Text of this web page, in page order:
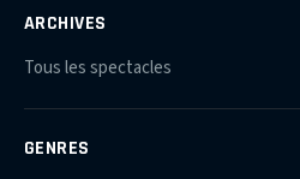
ARCHIVES
Tous les spectacles
GENRES